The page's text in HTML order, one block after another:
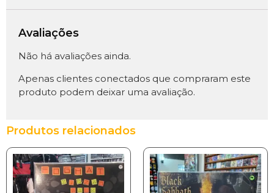
Avaliações
Não há avaliações ainda.
Apenas clientes conectados que compraram este
produto podem deixar uma avaliação.
Produtos relacionados